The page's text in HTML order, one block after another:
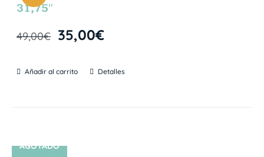
31,75″
49,00€ 35,00€
Añadir al carrito Detalles
AGOTADO